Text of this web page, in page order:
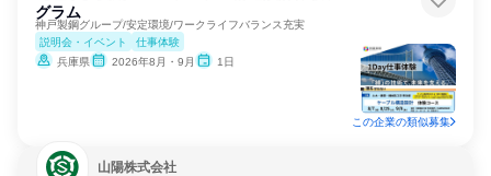
グラム
神戸製鋼グループ/安定環境/ワークライフバランス充実
説明会・イベント
仕事体験
兵庫県
2026年8月・9月 1日
この企業の類似募集
山陽株式会社